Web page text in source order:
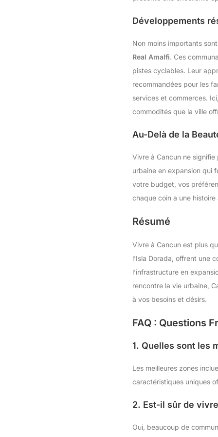
Développements
Non moins importants
Real Amalfi. Ces
pistes cyclables. Leur
recommandées pour les
services et commerces.
commodités que la ville
Au-Delà de la
Vivre à Cancun ne
urbaine en expansion qui
votre budget, vos
chaque coin a une
Résumé
Vivre à Cancun est plus
l’Isla Dorada, offrent une
l’infrastructure en
rencontre la vie urbaine,
à vos besoins et désirs.
FAQ : Questions
1. Quelles sont les
Les meilleures zones
caractéristiques uniques
2. Est-il sûr de
Oui, beaucoup de